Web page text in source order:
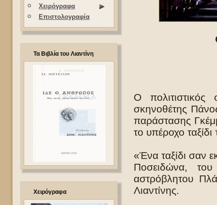
Χειρόγραφα
Επιστολογραφία
Τα Βιβλία του Λιαντίνη
Χειρόγραφα
Ο
σκηνοθέτης
παράστασης
το υπέροχο
«Ένα ταξίδι σαν
Ποσειδώνα,
αστρόβλητου
Λιαντίνης.